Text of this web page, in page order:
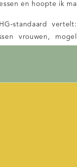
en hoopte ik
standaard
vrouwen,